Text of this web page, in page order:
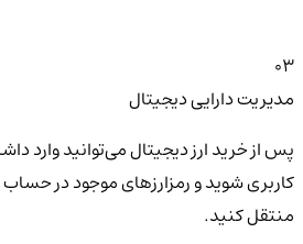
03
مدیریت دارایی دیجیتال
پس از خرید ارز دیجیتال می‌توانید وارد
کاربری شوید و رمزارزهای موجود در حساب
منتقل کنید.